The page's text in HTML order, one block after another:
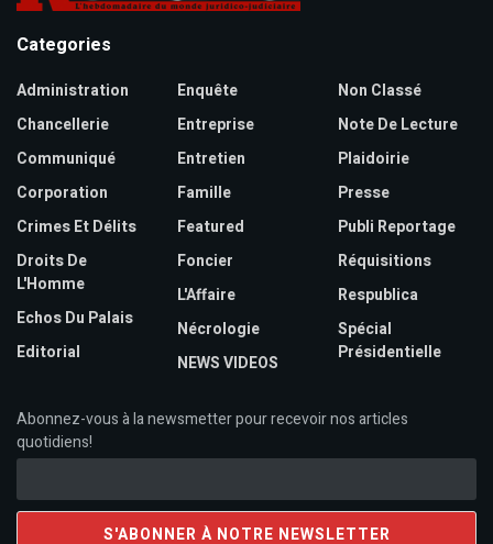
Categories
Administration
Chancellerie
Communiqué
Corporation
Crimes Et Délits
Droits De
L'Homme
Echos Du Palais
Editorial
Enquête
Entreprise
Entretien
Famille
Featured
Foncier
L'Affaire
Nécrologie
NEWS VIDEOS
Non Classé
Note De Lecture
Plaidoirie
Presse
Publi Reportage
Réquisitions
Respublica
Spécial
Présidentielle
Abonnez-vous à la newsmetter pour recevoir nos articles
quotidiens!